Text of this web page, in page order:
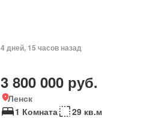
4 дней, 15 часов назад
3 800 000 руб.
Ленск
1 Комната
29 кв.м